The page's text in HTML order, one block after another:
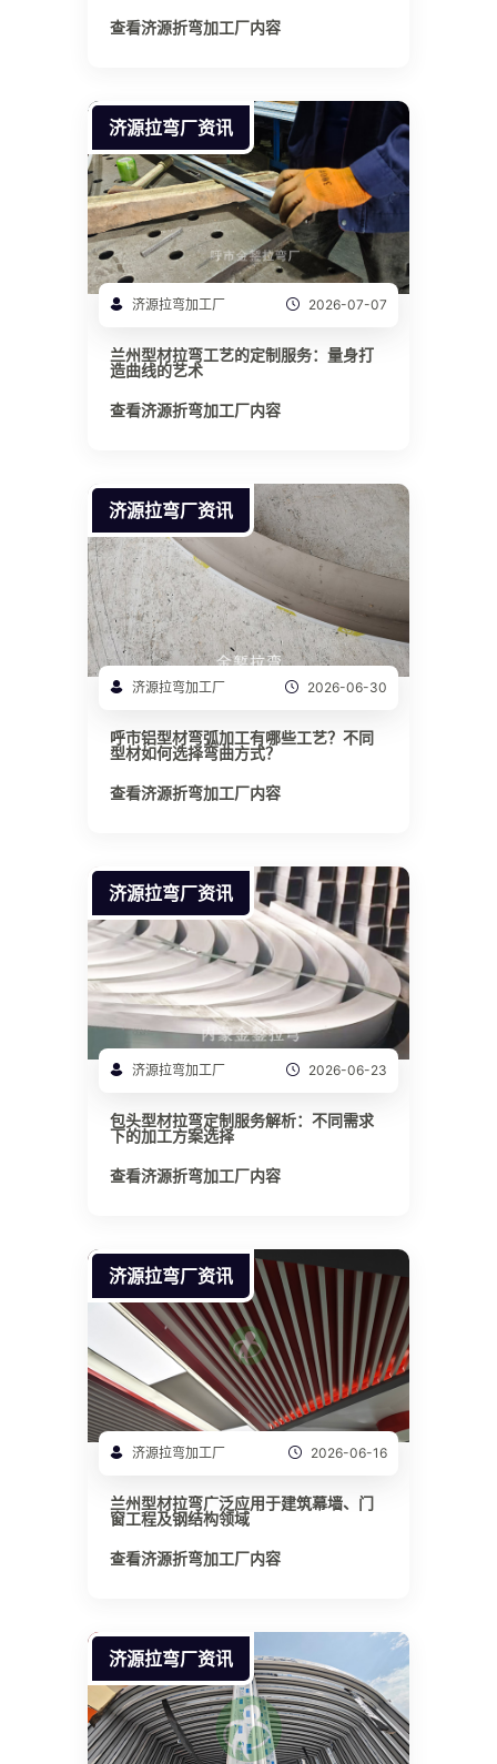
查看济源折弯加工厂内容
济源拉弯厂资讯
济源拉弯加工厂 2026-07-07
兰州型材拉弯工艺的定制服务：量身打
造曲线的艺术
查看济源折弯加工厂内容
济源拉弯厂资讯
济源拉弯加工厂 2026-06-30
呼市铝型材弯弧加工有哪些工艺？不同
型材如何选择弯曲方式？
查看济源折弯加工厂内容
济源拉弯厂资讯
济源拉弯加工厂 2026-06-23
包头型材拉弯定制服务解析：不同需求
下的加工方案选择
查看济源折弯加工厂内容
济源拉弯厂资讯
济源拉弯加工厂 2026-06-16
兰州型材拉弯广泛应用于建筑幕墙、门
窗工程及钢结构领域
查看济源折弯加工厂内容
济源拉弯厂资讯